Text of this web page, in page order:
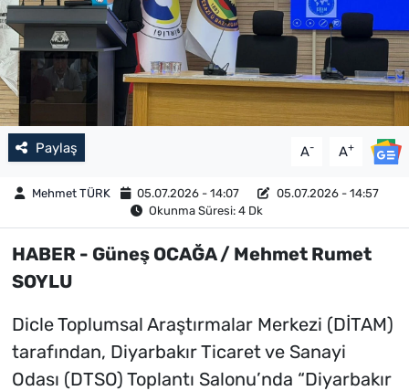
Paylaş A- A+
Mehmet TÜRK 05.07.2026 - 14:07
05.07.2026 - 14:57
Okunma Süresi: 4 Dk
HABER - Güneş OCAĞA / Mehmet Rumet
SOYLU
Dicle Toplumsal Araştırmalar Merkezi (DİTAM)
tarafından, Diyarbakır Ticaret ve Sanayi
Odası (DTSO) Toplantı Salonu’nda “Diyarbakır